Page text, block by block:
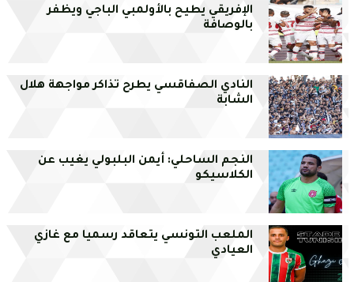
الإفريقي يطيح بالأولمبي الباجي ويظفر
بالوصافة
النادي الصفاقسي يطرح تذاكر مواجهة هلال
الشابة
النجم الساحلي: أيمن البلبولي يغيب عن
الكلاسيكو
الملعب التونسي يتعاقد رسميا مع غازي
العيادي